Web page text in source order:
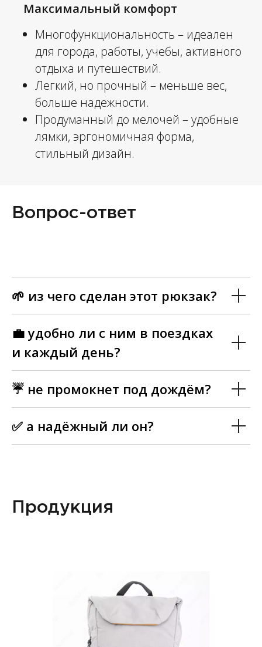
Максимальный комфорт
Многофункциональность – идеален
для города, работы, учебы, активного
отдыха и путешествий.
Легкий, но прочный – меньше вес,
больше надежности.
Продуманный до мелочей – удобные
лямки, эргономичная форма,
стильный дизайн.
Вопрос-ответ
🌱 из чего сделан этот рюкзак?
💼 удобно ли с ним в поездках
и каждый день?
☔ не промокнет под дождём?
✅ а надёжный ли он?
Продукция